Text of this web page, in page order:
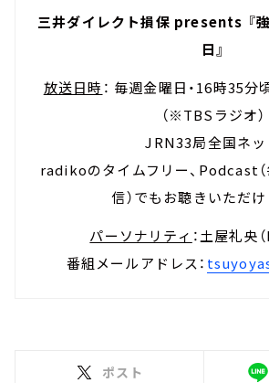
三井ダイレクト損保 presents 『
日』
放送日時 ： 毎週金曜日・16時35分
（※TBSラジオ）
JRN33局全国ネッ
radikoのタイムフリー、Podcast
信）でもお聴きいただけ
パーソナリティ ：土屋礼央
番組メールアドレス：
ポスト